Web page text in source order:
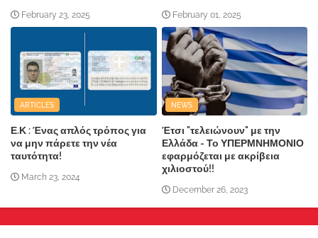
February 23, 2025 February 01, 2025
ARTICLES
Ε.Κ : Ένας απλός τρόπος για
να μην πάρετε την νέα
ταυτότητα!
March 23, 2024
NEWS
Έτσι "τελειώνουν" με την
Ελλάδα - Το ΥΠΕΡΜΝΗΜΟΝΙΟ
εφαρμόζεται με ακρίβεια
χιλιοστού!!
December 26, 2023